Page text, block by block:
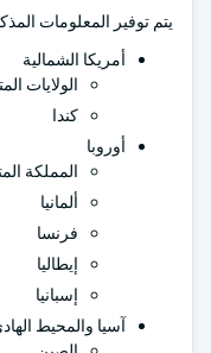
يتم توفير المعلومات
أمريكا الشمالية
الولايات
كندا
أوروبا
المملكة
ألمانيا
فرنسا
إيطاليا
إسبانيا
آسيا والمحيط